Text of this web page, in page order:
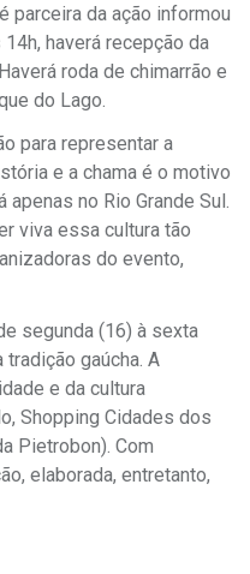
parceira da ação informou
haverá recepção da
roda de chimarrão e
do Lago.
para representar a
e a chama é o motivo
no Rio Grande Sul.
viva essa cultura tão
do evento,
segunda (16) à sexta
tradição gaúcha. A
e da cultura
Shopping Cidades dos
Pietrobon). Com
elaborada, entretanto,